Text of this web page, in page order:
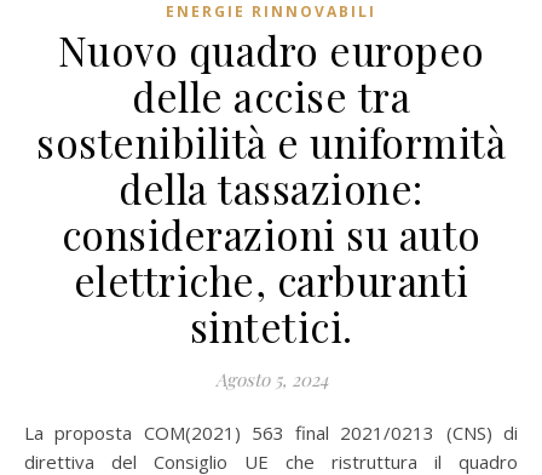
ENERGIE RINNOVABILI
Nuovo quadro europeo
delle accise tra
sostenibilità e uniformità
della tassazione:
considerazioni su auto
elettriche, carburanti
sintetici.
Agosto 5, 2024
La proposta COM(2021) 563 final 2021/0213 (CNS) di
direttiva del Consiglio UE che ristruttura il quadro